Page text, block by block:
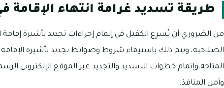
طريقة تسديد غرامة انتهاء الإقامة
من الضروري أن يُسرِع الكفيل في إتمام إجراءات تجديد تأشيرة إقامة
الصلاحية، ويتم ذلك باستيفاء شروط وضوابط تجديد تأشيرة
المتاحة،وإتمام خطوات التسديد والتجديد عبر الموقع الإلكتروني
وأمن المنافذ.